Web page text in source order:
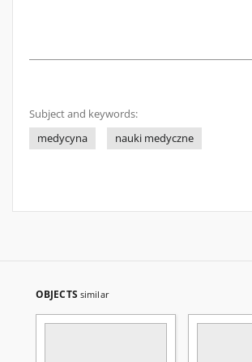
Subject and keywords:
medycyna
nauki medyczne
OBJECTS similar